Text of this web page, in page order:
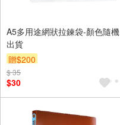
A5多用途網狀拉鍊袋-顏色隨機
出貨
贈$200
$ 35
$30